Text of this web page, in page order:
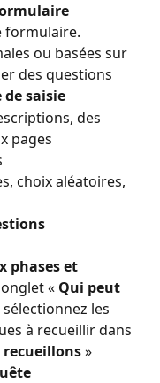
formulaire.
ou basées sur
des questions
saisie
des
pages
choix aléatoires,
phases et
« Qui peut
sélectionnez les
à recueillir dans
recueillons »